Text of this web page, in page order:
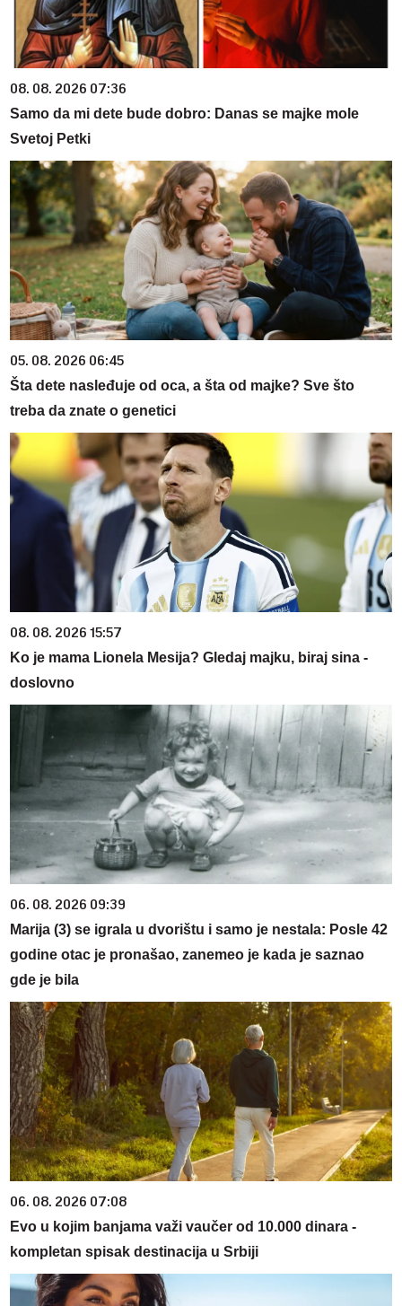
08. 08. 2026 07:36
Samo da mi dete bude dobro: Danas se majke mole
Svetoj Petki
05. 08. 2026 06:45
Šta dete nasleđuje od oca, a šta od majke? Sve što
treba da znate o genetici
08. 08. 2026 15:57
Ko je mama Lionela Mesija? Gledaj majku, biraj sina -
doslovno
06. 08. 2026 09:39
Marija (3) se igrala u dvorištu i samo je nestala: Posle 42
godine otac je pronašao, zanemeo je kada je saznao
gde je bila
06. 08. 2026 07:08
Evo u kojim banjama važi vaučer od 10.000 dinara -
kompletan spisak destinacija u Srbiji